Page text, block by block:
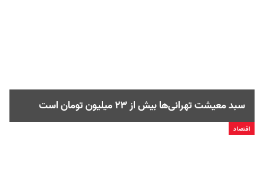
سبد معیشت تهرانی‌ها بیش از ۲۳ میلیون تومان است
اقتصاد